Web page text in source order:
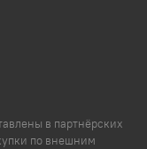
в партнёрских
по внешним